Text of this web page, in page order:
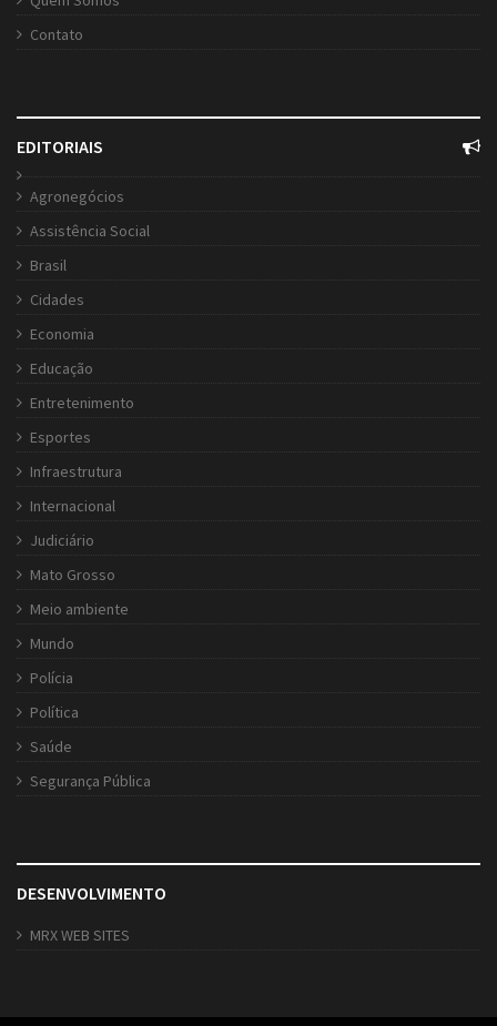
Contato
EDITORIAIS
Agronegócios
Assistência Social
Brasil
Cidades
Economia
Educação
Entretenimento
Esportes
Infraestrutura
Internacional
Judiciário
Mato Grosso
Meio ambiente
Mundo
Polícia
Política
Saúde
Segurança Pública
DESENVOLVIMENTO
MRX WEB SITES